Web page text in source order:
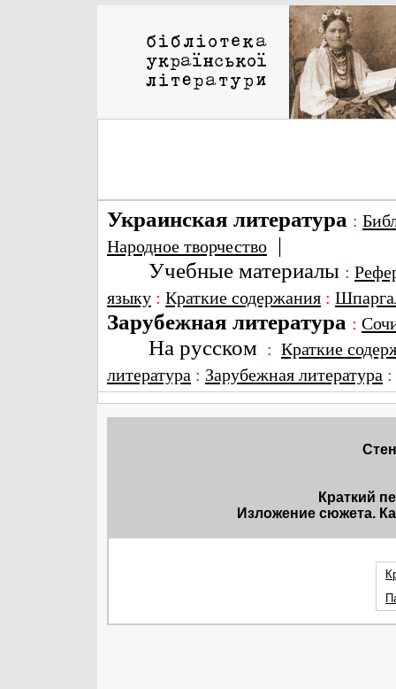
Украинская литература :
Народное творчество |
Учебные материалы :
языку : Краткие содержания :
Зарубежная литература :
На русском : Краткие
литература : Зарубежная литература
Краткий
Изложение сюжета.